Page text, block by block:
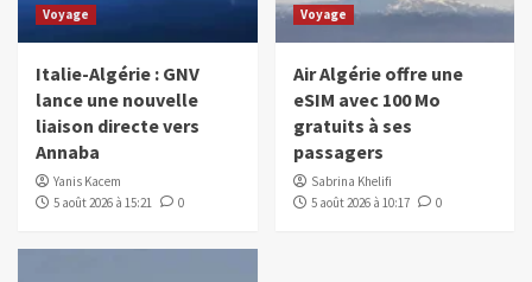
Voyage
Italie-Algérie : GNV
lance une nouvelle
liaison directe vers
Annaba
Yanis Kacem
5 août 2026 à 15:21
0
Voyage
Air Algérie offre une
eSIM avec 100 Mo
gratuits à ses
passagers
Sabrina Khelifi
5 août 2026 à 10:17
0